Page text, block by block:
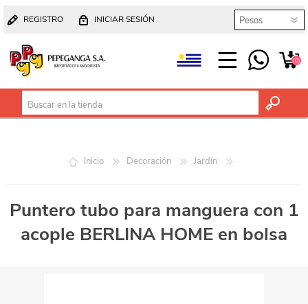
REGISTRO INICIAR SESIÓN
(0)
Inicio Decoración Jardín
Puntero tubo para manguera con 1
acople BERLINA HOME en bolsa